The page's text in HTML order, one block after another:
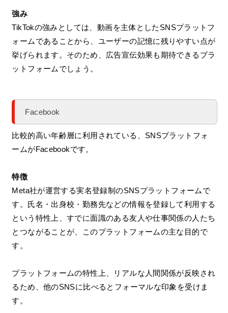
強み
TikTokの強みとしては、動画を主体としたSNSプラットフ
ォームであることから、ユーザーの記憶に残りやすい点が
挙げられます。そのため、広告宣伝効果も期待できるプラ
ットフォームでしょう。
Facebook
比較的高い年齢層に利用されている、SNSプラットフォ
ームがFacebookです。
特徴
Meta社が運営する実名登録制のSNSプラットフォームで
す。氏名・出身校・勤務先などの情報を登録して利用する
という特性上、すでに面識のある友人や仕事関係の人たち
とつながることが、このプラットフォームの主な目的で
す。
プラットフォームの特性上、リアルな人間関係が反映され
るため、他のSNSに比べるとフォーマルな印象を受けま
す。